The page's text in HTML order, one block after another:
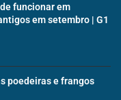
funcionar em
em setembro | G1
poedeiras e frangos